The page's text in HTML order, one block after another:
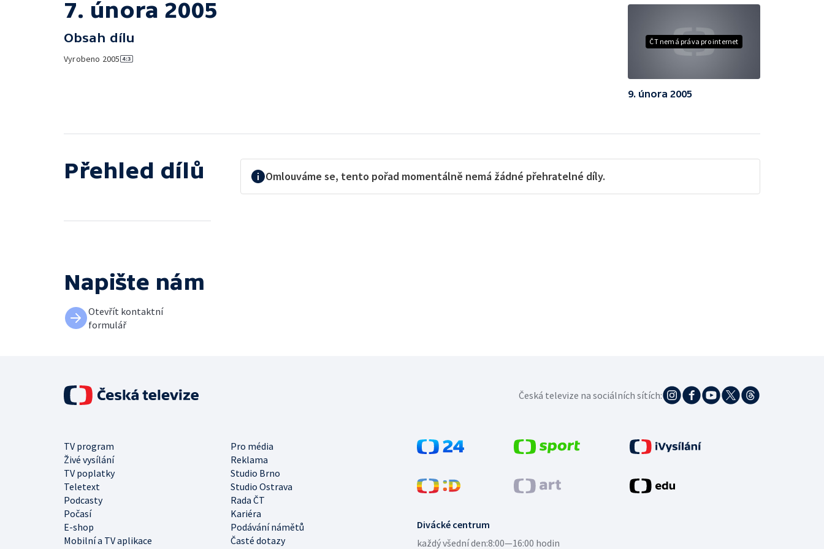
7. února 2005
Obsah dílu
Vyrobeno 2005
ČT nemá práva pro internet
9. února 2005
Přehled dílů Omlouváme se, tento pořad momentálně nemá žádné přehratelné díly.
Napište nám
Otevřít kontaktní
formulář
Divácké centrum
každý všední den:8:00—16:00 hodin
TV program
Pro média
Živé vysílání
Reklama
TV poplatky
Studio Brno
Teletext
Studio Ostrava
Podcasty
Rada ČT
Počasí
Kariéra
E-shop
Podávání námětů
Mobilní a TV aplikace
Časté dotazy
Česká televize na sociálních sítích: